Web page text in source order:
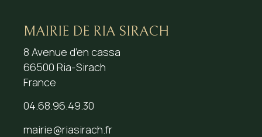
MAIRIE DE RIA SIRACH
8 Avenue d’en cassa
66500 Ria-Sirach
France
04.68.96.49.30
mairie@riasirach.fr